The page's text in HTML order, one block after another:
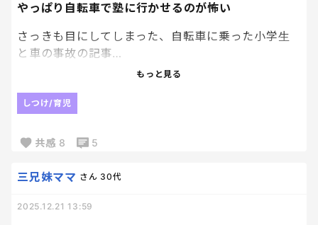
やっぱり自転車で塾に行かせるのが怖い
さっきも目にしてしまった、自転車に乗った小学生
と車の事故の記事…
駅までの道のりを塾まで自転車ってのが怖くて…
ママチャリで走っていても、車飛ばしてきたり危ない
のか、電車組が多い。
もっと見る
しつけ/育児
共感 8 5
三兄妹ママ さん 30代
2025.12.21 13:59